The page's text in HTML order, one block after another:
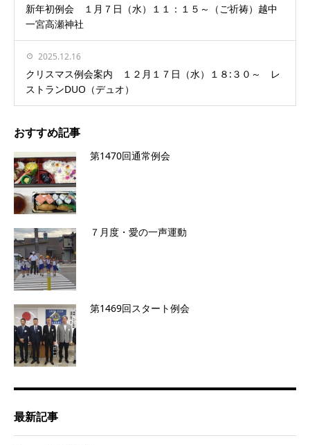
新年初例会 １月７日（水）１１：１５～（ご祈祷）越中
一宮高瀬神社
2025.12.16
クリスマス例会案内 １２月１７日（水）１８:３０～ レ
ストランDUO（デュオ）
おすすめ記事
第1470回通常例会
７月度・愛の一声運動
第1469回スタート例会
最新記事